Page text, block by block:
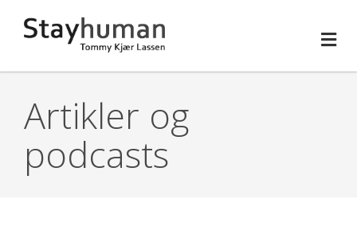
Lederudvikling
Artikler og
podcasts